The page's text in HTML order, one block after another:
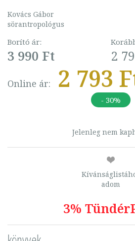
Kovács Gábor
sörantropológus
Borító ár:
3 990 Ft 2
Online ár: 2 793
- 30%
Jelenleg nem
adom
3%